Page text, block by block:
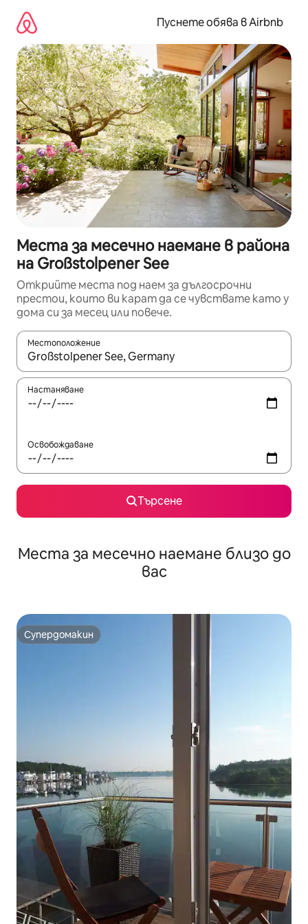
съдържанието
Пуснете обява в Airbnb
Места за месечно наемане в района
на Großstolpener See
Открийте места под наем за дългосрочни
престои, които ви карат да се чувствате като у
дома си за месец или повече.
Местоположение
Когато резултатите се покажат, използвайте
Настаняване
Освобождаване
Търсене
Места за месечно наемане близо до
вас
Супердомакин
Супердомакин